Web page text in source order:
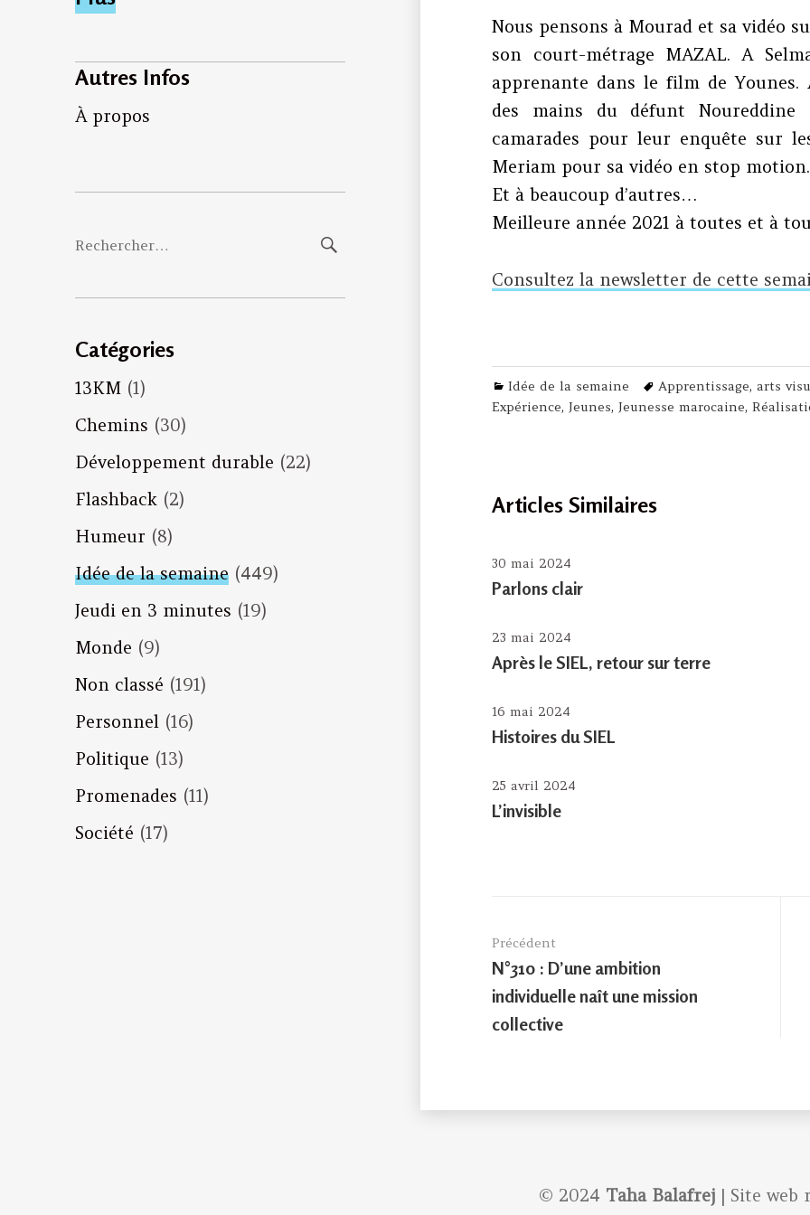
Autres Infos
À propos
Rechercher :
Catégories
13KM(1)
Chemins (30)
Développement durable (22)
Flashback (2)
Humeur (8)
Idée de la semaine(449)
Jeudi en 3 minutes (19)
Monde (9)
Non classé (191)
Personnel (16)
Politique (13)
Promenades (11)
Société (17)
Nous pensons à Mourad et sa vidéo
son court-métrage MAZAL. A
apprenante dans le film de
des mains du défunt
camarades pour leur enquête sur
Meriam pour sa vidéo en stop motion.
Et à beaucoup d’autres…
Meilleure année 2021 à toutes et à
Consultez la newsletter de cette
Categories
Idée de la semaine Tags
Apprentissage,arts
Expérience,Jeunes,Jeunesse marocaine,
Articles Similaires
30 mai 2024
Parlons clair
23 mai 2024
Après le SIEL, retour sur terre
16 mai 2024
Histoires du SIEL
25 avril 2024
L’invisible
de
l’article
Précédent
Previous
post:
N°310 : D’une ambition
individuelle naît une mission
collective
© 2024 Taha Balafrej | Site web